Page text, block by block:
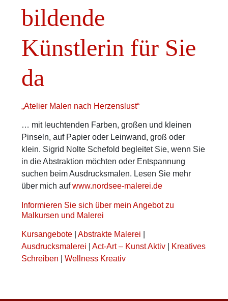
bildende
Künstlerin für Sie
da
„Atelier Malen nach Herzenslust“
… mit leuchtenden Farben, großen und kleinen
Pinseln, auf Papier oder Leinwand, groß oder
klein. Sigrid Nolte Schefold begleitet Sie, wenn Sie
in die Abstraktion möchten oder Entspannung
suchen beim Ausdrucksmalen. Lesen Sie mehr
über mich aufwww.nordsee-malerei.de
Informieren Sie sich über mein Angebot zu
Malkursen und Malerei
Kursangebote |Abstrakte Malerei |
Ausdrucksmalerei |Act-Art – Kunst Aktiv | Kreatives
Schreiben |Wellness Kreativ